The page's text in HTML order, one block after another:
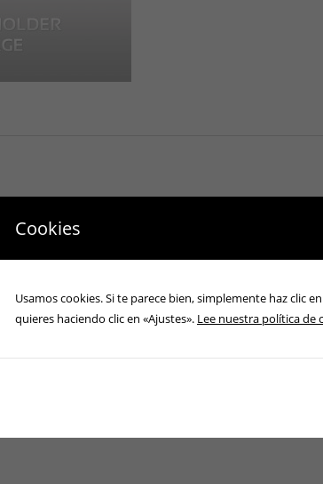
aquesta notícia.
Cookies
Usamos cookies. Si te parece bien, simplemente haz clic
quieres haciendo clic en «Ajustes». Lee nuestra política de